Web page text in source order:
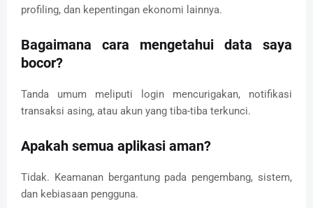
profiling, dan kepentingan ekonomi lainnya.
Bagaimana cara mengetahui data saya
bocor?
Tanda umum meliputi login mencurigakan, notifikasi
transaksi asing, atau akun yang tiba-tiba terkunci.
Apakah semua aplikasi aman?
Tidak. Keamanan bergantung pada pengembang, sistem,
dan kebiasaan pengguna.